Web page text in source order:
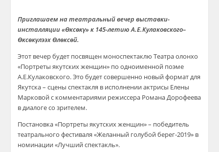
Приглашаем на театральный вечер выставки-
инсталляции «Өксөкү» к 145-летиюА.Е.Кулаковского–
Өксөкүлээх Өлөксөй.
Этот вечер будет посвящен моноспектаклю Театраолонхо
«Портреты якутских женщин» по одноименной поэме
А.Е.Кулаковского. Это будет совершенно новый формат для
Якутска – сцены спектакля в исполнении актрисы Елены
Марковойс комментариями режиссера Романа Дорофеева
в диалоге со зрителем.
Постановка «Портреты якутских женщин» – победитель
театрального фестиваля «Желанный голубой берег-2019» в
номинации «Лучший спектакль».